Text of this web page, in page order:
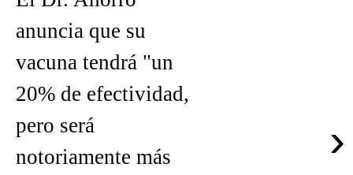
anuncia que su
vacuna tendrá "un
20% de efectividad,
pero será
notoriamente más
›